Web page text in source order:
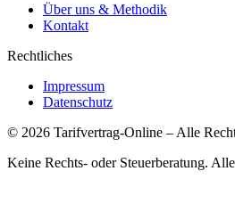
Über uns & Methodik
Kontakt
Rechtliches
Impressum
Datenschutz
© 2026 Tarifvertrag-Online – Alle
Keine Rechts- oder Steuerberatung.